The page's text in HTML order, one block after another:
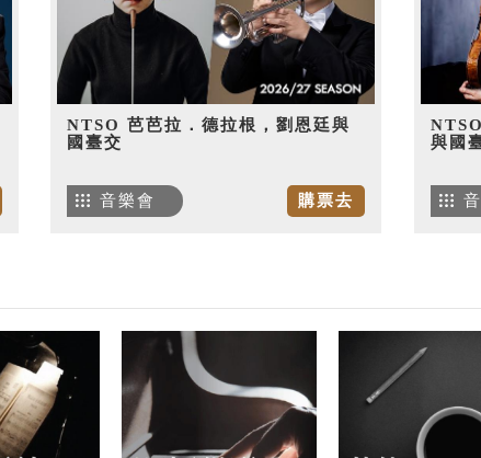
NTSO 芭芭拉．德拉根，劉恩廷與
國臺交
購票去
音樂會
與國